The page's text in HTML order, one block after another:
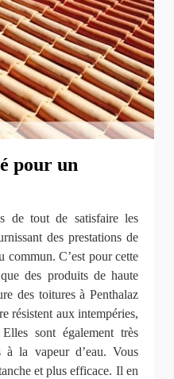
pour un
de tout de satisfaire les
des prestations de
commun. C’est pour cette
des produits de haute
des toitures à Penthalaz
résistent aux intempéries,
sont également très
à la vapeur d’eau. Vous
et plus efficace. Il en